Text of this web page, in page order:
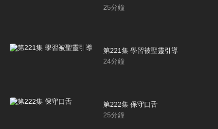
25分鐘
第221集 學習被聖靈引導
24分鐘
第222集 保守口舌
25分鐘